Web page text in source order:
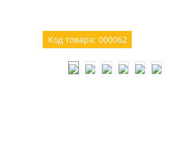
Код товара: 000062